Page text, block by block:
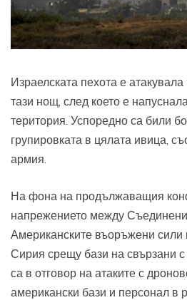
Израелската пехота е
тази нощ, след което е
територия. Успоредно са били
групировката в цялата ивица,
армия.
На фона на продължаващия
напрежението между
Американските въоръжени сили
Сирия срещу бази на свързани
са в отговор на атаките с
американски бази и персонал в